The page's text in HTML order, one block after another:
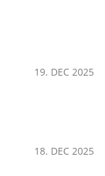
19. DEC 2025
18. DEC 2025